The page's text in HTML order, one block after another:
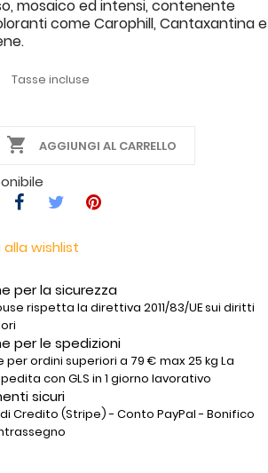
mosaico ed intensi, contenente
come Carophill, Cantaxantina e
Tasse incluse
 AGGIUNGI AL CARRELLO
alla wishlist
per la sicurezza
rispetta la direttiva 2011/83/UE sui diritti
per le spedizioni
per ordini superiori a 79 € max 25 kg La
con GLS in 1 giorno lavorativo
sicuri
Credito (Stripe) - Conto PayPal - Bonifico